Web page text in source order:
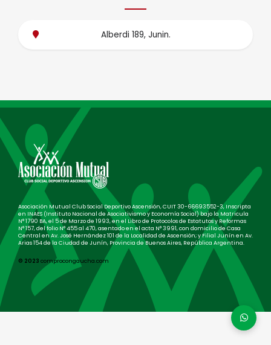
Alberdi 189, Junin.
Asociación Mutual Club Social Deportivo Ascensión, CUIT 30-66693552-3, Inscripta
en INAES (Instituto Nacional de Asociativismo y Economía Social) bajo la Matricula
N° 1790 BA, el 5 de Marzo de 1993, en el Libro de Protocolos de Estatutos y Reformas
N° 157, del folio N° 455 al 470, asentado en el acta N° 3991, con domicilio de Casa
Central en Av. José Hernández 101 de la Localidad de Ascensión; y Filial Junín en Av.
Arias 154 de la Ciudad de Junín, Provincia de Buenos Aires, República Argentina.
© 2023 comprocongaucha.com